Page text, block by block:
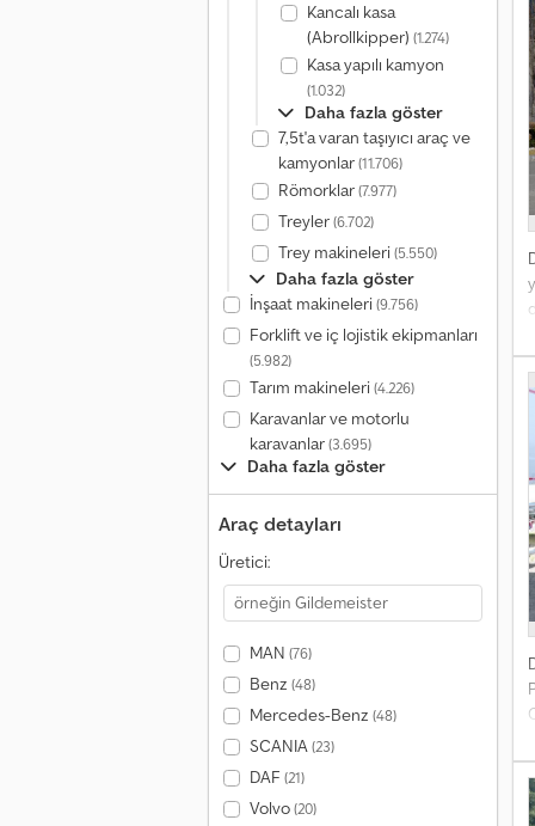
Kancalı kasa
(Abrollkipper) (1.274)
Kasa yapılı kamyon
(1.032)
Daha fazla göster
7,5t'a varan taşıyıcı araç ve
kamyonlar(11.706)
Römorklar(7.977)
Treyler(6.702)
Trey makineleri(5.550)
Daha fazla göster
İnşaat makineleri(9.756)
Forklift ve iç lojistik ekipmanları
(5.982)
Tarım makineleri(4.226)
Karavanlar ve motorlu
karavanlar(3.695)
Daha fazla göster
Araç detayları
Üretici:
MAN (76)
Benz (48)
Mercedes-Benz (48)
SCANIA(23)
DAF (21)
Volvo(20)